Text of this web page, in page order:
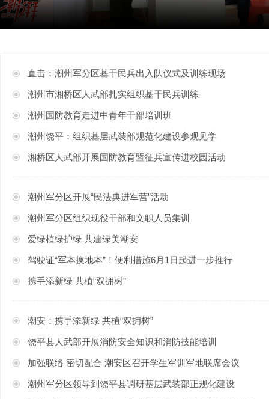
直击：潮州军分区基干民兵出入队仪式及训练现场
潮州市湘桥区人武部扎实组织基干民兵训练
潮州国防教育走进中青年干部培训班
潮州饶平：组织基层武装部规范化建设参观见学
湘桥区人武部开展国防教育暨征兵宣传进校园活动
潮州军分区开展“民法典进军营”活动
潮州军分区组织现役干部和文职人员集训
爱绿植绿护绿 共建绿美潮安
驾驶证“军本换地本”！便利措施6月1日起进一步推行
携手添新绿 共植“双拥树”
潮安：携手添新绿 共植“双拥树”
饶平县人武部开展消防安全知识和消防技能培训
加强联络 密切配合 潮安区召开学生军训军地联席会议
潮州军分区领导到饶平县调研基层武装部正规化建设